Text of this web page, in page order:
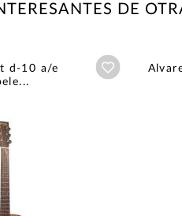
DE
d-10 a/e
Añadir a